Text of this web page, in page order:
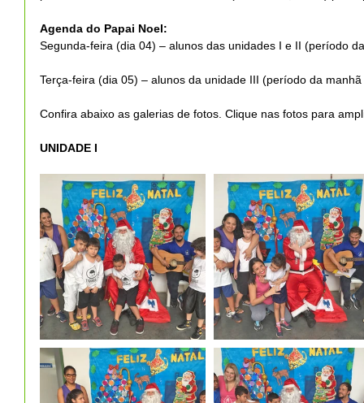
Agenda do Papai Noel:
Segunda-feira (dia 04) – alunos das unidades I e II (período
Terça-feira (dia 05) – alunos da unidade III (período da
Confira abaixo as galerias de fotos. Clique nas fotos para
UNIDADE I